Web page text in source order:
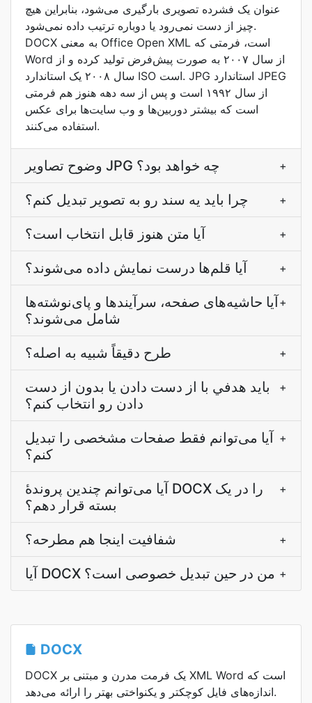
عنوان یک فشرده تصویری بارگیری می‌شود، بنابراین هیچ
چیز از دست نمی‌رود یا دوباره ترتیب داده نمی‌شود.
DOCX به معنی Office Open XML است، فرمتی که
Word از سال ۲۰۰۷ به صورت پیش‌فرض تولید کرده و از
سال ۲۰۰۸ یک استاندارد ISO است. JPG استاندارد JPEG
از سال ۱۹۹۲ است و پس از سه دهه هنوز هم فرمتی
است که بیشتر دوربین‌ها و وب سایت‌ها برای عکس
استفاده می‌کنند.
وضوح تصاویر JPG چه خواهد بود؟ +
چرا بايد يه سند رو به تصوير تبديل کنم؟ +
آیا متن هنوز قابل انتخاب است؟ +
آیا قلم‌ها درست نمایش داده می‌شوند؟ +
آیا حاشیه‌های صفحه، سرآیندها و پای‌نوشته‌ها
شامل می‌شوند؟
+
طرح دقیقاً شبیه به اصله؟ +
بايد هدفي با از دست دادن يا بدون از دست
دادن رو انتخاب کنم؟
+
آیا می‌توانم فقط صفحات مشخصی را تبدیل
کنم؟
+
آیا می‌توانم چندین پروندۀ DOCX را در یک
بسته قرار دهم؟
+
شفافيت اينجا هم مطرحه؟ +
آیا DOCX من در حین تبدیل خصوصی است؟ +
DOCX
DOCX یک فرمت مدرن و مبتنی بر XML Word است که
اندازه‌های فایل کوچکتر و یکنواختی بهتر را ارائه می‌دهد.